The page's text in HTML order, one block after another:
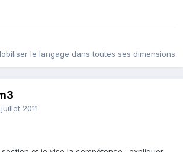
le langage dans toutes ses dimensions
juillet 2011